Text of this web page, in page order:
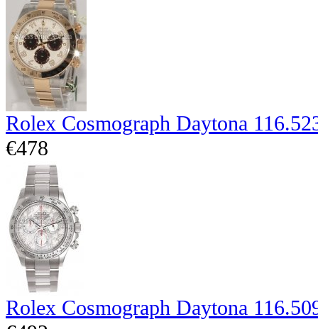
Rolex Cosmograph Daytona
€478
Rolex Cosmograph Daytona